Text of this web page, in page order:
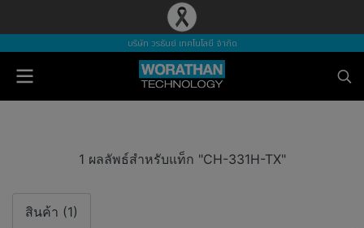
บริษัท วรธันย์ เทคโนโลยี จำกัด
1 ผลลัพธ์สำหรับแท็ก "CH-331H-TX"
สินค้า (1)